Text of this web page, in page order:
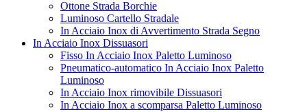
Ottone Strada Borchie
Luminoso Cartello Stradale
In Acciaio Inox di Avvertimento Strada Segno
In Acciaio Inox Dissuasori
Fisso In Acciaio Inox Paletto Luminoso
Pneumatico-automatico In Acciaio Inox Paletto
Luminoso
In Acciaio Inox rimovibile Dissuasori
In Acciaio Inox a scomparsa Paletto Luminoso